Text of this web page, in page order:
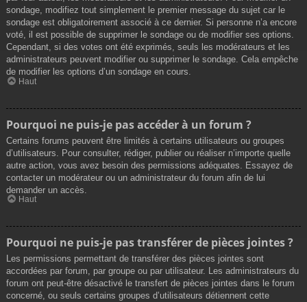
sondage, modifiez tout simplement le premier message du sujet car le
sondage est obligatoirement associé à ce dernier. Si personne n’a encore
voté, il est possible de supprimer le sondage ou de modifier ses options.
Cependant, si des votes ont été exprimés, seuls les modérateurs et les
administrateurs peuvent modifier ou supprimer le sondage. Cela empêche
de modifier les options d’un sondage en cours.
Haut
Pourquoi ne puis-je pas accéder à un forum ?
Certains forums peuvent être limités à certains utilisateurs ou groupes
d’utilisateurs. Pour consulter, rédiger, publier ou réaliser n’importe quelle
autre action, vous avez besoin des permissions adéquates. Essayez de
contacter un modérateur ou un administrateur du forum afin de lui
demander un accès.
Haut
Pourquoi ne puis-je pas transférer de pièces jointes ?
Les permissions permettant de transférer des pièces jointes sont
accordées par forum, par groupe ou par utilisateur. Les administrateurs du
forum ont peut-être désactivé le transfert de pièces jointes dans le forum
concerné, ou seuls certains groupes d’utilisateurs détiennent cette